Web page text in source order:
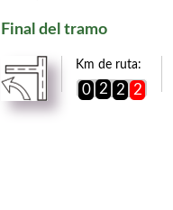
Final del tramo
Km de ruta:
0 2 2 2